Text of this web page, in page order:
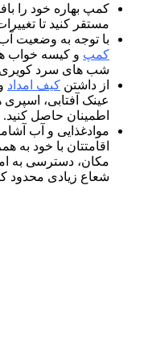
مستقر کنید تا
با توجه به وضعیت
کمپ
شب های سرد کویری
از داشتن کیف امداد
عینک آفتابی،
اطمینان حاصل کنید.
موادغذایی و آب
اقامتتان با خود به
مکان، دسترسی به
شعاع زیادی محدود